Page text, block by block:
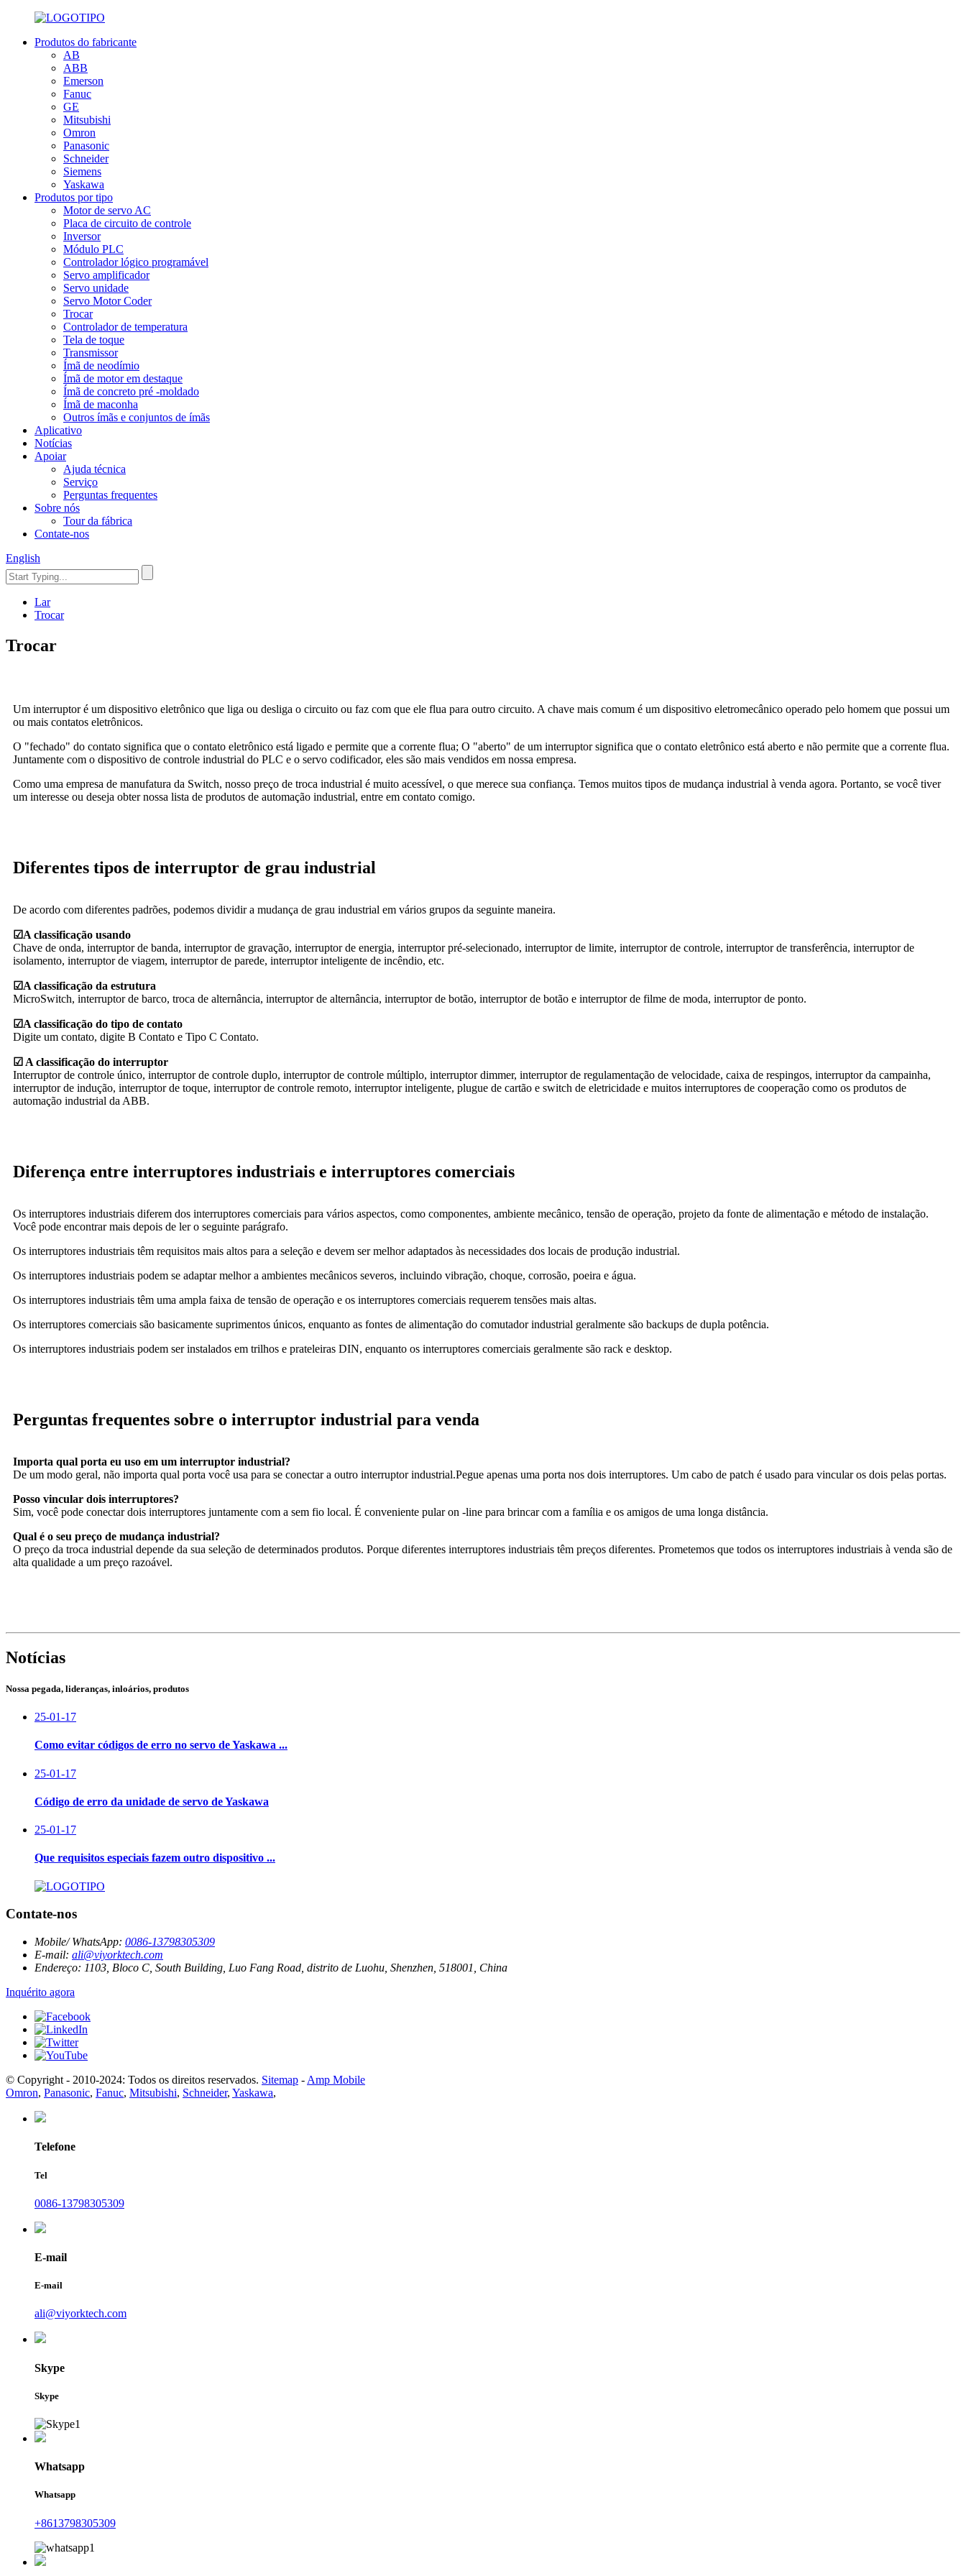
Produtos do fabricante
AB
ABB
Emerson
Fanuc
GE
Mitsubishi
Omron
Panasonic
Schneider
Siemens
Yaskawa
Produtos por tipo
Motor de servo AC
Placa de circuito de controle
Inversor
Módulo PLC
Controlador lógico programável
Servo amplificador
Servo unidade
Servo Motor Coder
Trocar
Controlador de temperatura
Tela de toque
Transmissor
Ímã de neodímio
Ímã de motor em destaque
Ímã de concreto pré -moldado
Ímã de maconha
Outros ímãs e conjuntos de ímãs
Aplicativo
Notícias
Apoiar
Ajuda técnica
Serviço
Perguntas frequentes
Sobre nós
Tour da fábrica
Contate-nos
English
Lar
Trocar
Trocar
Um interruptor é um dispositivo eletrônico que liga ou desliga o circuito ou faz com que ele flua para outro circuito. A chave mais comum é um dispositivo eletromecânico operado pelo homem que possui um
ou mais contatos eletrônicos.
O "fechado" do contato significa que o contato eletrônico está ligado e permite que a corrente flua; O "aberto" de um interruptor significa que o contato eletrônico está aberto e não permite que a corrente flua.
Juntamente com o dispositivo de controle industrial do PLC e o servo codificador, eles são mais vendidos em nossa empresa.
Como uma empresa de manufatura da Switch, nosso preço de troca industrial é muito acessível, o que merece sua confiança. Temos muitos tipos de mudança industrial à venda agora. Portanto, se você tiver
um interesse ou deseja obter nossa lista de produtos de automação industrial, entre em contato comigo.
Diferentes tipos de interruptor de grau industrial
De acordo com diferentes padrões, podemos dividir a mudança de grau industrial em vários grupos da seguinte maneira.
☑A classificação usando
Chave de onda, interruptor de banda, interruptor de gravação, interruptor de energia, interruptor pré-selecionado, interruptor de limite, interruptor de controle, interruptor de transferência, interruptor de
isolamento, interruptor de viagem, interruptor de parede, interruptor inteligente de incêndio, etc.
☑A classificação da estrutura
MicroSwitch, interruptor de barco, troca de alternância, interruptor de alternância, interruptor de botão, interruptor de botão e interruptor de filme de moda, interruptor de ponto.
☑A classificação do tipo de contato
Digite um contato, digite B Contato e Tipo C Contato.
☑ A classificação do interruptor
Interruptor de controle único, interruptor de controle duplo, interruptor de controle múltiplo, interruptor dimmer, interruptor de regulamentação de velocidade, caixa de respingos, interruptor da campainha,
interruptor de indução, interruptor de toque, interruptor de controle remoto, interruptor inteligente, plugue de cartão e switch de eletricidade e muitos interruptores de cooperação como os produtos de
automação industrial da ABB.
Diferença entre interruptores industriais e interruptores comerciais
Os interruptores industriais diferem dos interruptores comerciais para vários aspectos, como componentes, ambiente mecânico, tensão de operação, projeto da fonte de alimentação e método de instalação.
Você pode encontrar mais depois de ler o seguinte parágrafo.
Os interruptores industriais têm requisitos mais altos para a seleção e devem ser melhor adaptados às necessidades dos locais de produção industrial.
Os interruptores industriais podem se adaptar melhor a ambientes mecânicos severos, incluindo vibração, choque, corrosão, poeira e água.
Os interruptores industriais têm uma ampla faixa de tensão de operação e os interruptores comerciais requerem tensões mais altas.
Os interruptores comerciais são basicamente suprimentos únicos, enquanto as fontes de alimentação do comutador industrial geralmente são backups de dupla potência.
Os interruptores industriais podem ser instalados em trilhos e prateleiras DIN, enquanto os interruptores comerciais geralmente são rack e desktop.
Perguntas frequentes sobre o interruptor industrial para venda
Importa qual porta eu uso em um interruptor industrial?
De um modo geral, não importa qual porta você usa para se conectar a outro interruptor industrial.Pegue apenas uma porta nos dois interruptores. Um cabo de patch é usado para vincular os dois pelas portas.
Posso vincular dois interruptores?
Sim, você pode conectar dois interruptores juntamente com a sem fio local. É conveniente pular on -line para brincar com a família e os amigos de uma longa distância.
Qual é o seu preço de mudança industrial?
O preço da troca industrial depende da sua seleção de determinados produtos. Porque diferentes interruptores industriais têm preços diferentes. Prometemos que todos os interruptores industriais à venda são de
alta qualidade a um preço razoável.
Notícias
Nossa pegada, lideranças, inloários, produtos
25-01-17
Como evitar códigos de erro no servo de Yaskawa ...
25-01-17
Código de erro da unidade de servo de Yaskawa
25-01-17
Que requisitos especiais fazem outro dispositivo ...
Contate-nos
Mobile/ WhatsApp: 0086-13798305309
E-mail: ali@viyorktech.com
Endereço: 1103, Bloco C, South Building, Luo Fang Road, distrito de Luohu, Shenzhen, 518001, China
Inquérito agora
© Copyright - 2010-2024: Todos os direitos reservados. Sitemap - Amp Mobile
Omron, Panasonic, Fanuc, Mitsubishi, Schneider, Yaskawa,
Telefone
Tel
0086-13798305309
E-mail
E-mail
ali@viyorktech.com
Skype
Skype
Whatsapp
Whatsapp
+8613798305309